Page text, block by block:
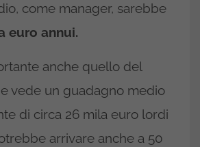
come manager, sarebbe
euro annui.
anche quello del
vede un guadagno medio
di circa 26 mila euro lordi
arrivare anche a 50